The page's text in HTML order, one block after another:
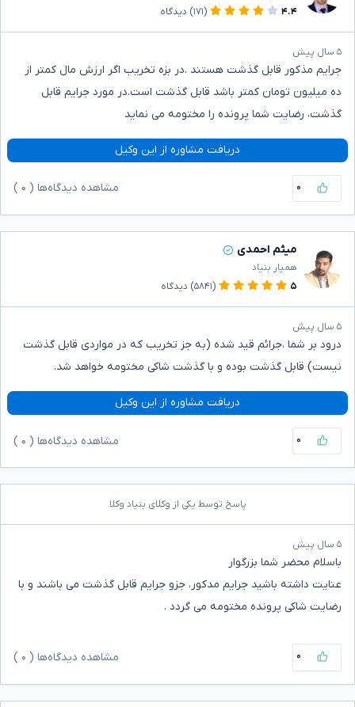
۴.۴
(۱۷۱) دیدگاه
۵ سال پیش
جرایم مذکور قابل گذشت هستند .در بزه تخریب اگر ارزش مال کمتر از
ده میلیون تومان کمتر باشد قابل گذشت است.در مورد جرایم قابل
گذشت، رضایت شما پرونده را مختومه می نماید
دریافت مشاوره از این وکیل
۰ مشاهده دیدگاه‌ها ( ۰
میثم احمدی
همیار بنیاد
۵
(۵۸۴۱) دیدگاه
۵ سال پیش
درود بر شما ،جرائم قید شده (به جز تخریب که در مواردی قابل گذشت
نیست) قابل گذشت بوده و با گذشت شاکی مختومه خواهد شد.
دریافت مشاوره از این وکیل
۰ مشاهده دیدگاه‌ها ( ۰
پاسخ توسط یکی از وکلای بنیاد وکلا
۵ سال پیش
باسلام محضر شما بزرگوار
عنایت داشته باشید جرایم مدکور، جزو جرایم قابل گذشت می باشند و با
رضایت شاکی پرونده مختومه می گردد .
۰ مشاهده دیدگاه‌ها ( ۰